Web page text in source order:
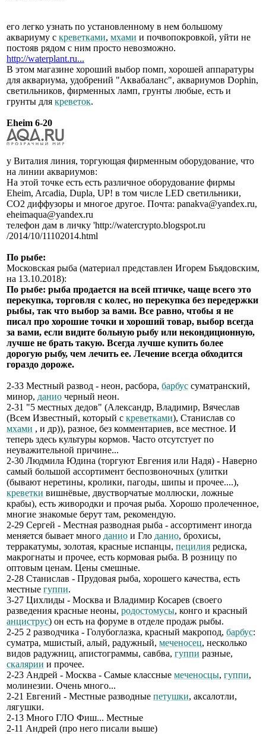
его легко узнать по установленному в нем большому
аквариуму с креветками, мхами и почвопокровкой, уйти не
постояв рядом с ним просто невозможно.
http://waterplant.ru...
В этом магазине хороший выбор помп, хорошей аппаратуры
для аквариума, удобрений "Аквабаланс", аквариумов Dophin,
светильников, фирменных ламп, грунты любые, есть и
грунты для креветок.
Eheim 6-20
у Виталия линия, торгующая фирменным оборудование, что
на линии аквариумов:
На этой точке есть есть различное оборудование фирмы
Eheim, Arcadia, Dupla, UP! в том числе LED светильники,
СО2 диффузоры и многое другое. Почта: panakva@yandex.ru,
eheimaqua@yandex.ru
телефон дам в личку 'http://watercrypto.blogspot.ru
/2014/10/11102014.html
По рыбе:
Московская рыба (материал представлен Игорем Бъядовским,
на 13.10.2018):
По рыбе: рыба продается на всей птичке, чаще всего это
перекупка, торговля с колес, но перекупка без передержки
рыбы, так что выбор за вами. Все равно, чтобы я не
писал про хорошие точки и хороший товар, выбор всегда
за вами, если видите больную рыбу или некондиционную,
лучше не брать такую. Всегда лучше купить более
дорогую рыбу, чем лечить ее. Лечение всегда обходится
гораздо дороже.
2-33 Местный развод - неон, расбора, барбус суматранский,
минор, данио черный неон.
2-31 "5 местных дедов" (Александр, Владимир, Вячеслав
(Всем Известный, который с креветками), Станислав со
мхами , и др)), разное, без комментариев, все местное. И
теперь здесь культуры кормов. Часто отсутстует по
неуважительной причине...
2-30 Людмила Юдина (торгуют Евгения или Надя) - Наверно
самый большой ассортимент беспозвоночных (улитки
(бывают неретины, кролики, пагоды, шипы и прочее....),
креветки вишнёвые, двустворчатые моллюски, ложные
крабы), есть живородки и прочая рыба. Хорошо пролеченное,
многие знакомые берут там, рекомендую.
2-29 Сергей - Местная разводная рыба - ассортимент иногда
меняется бывает много данио и Гло данио, брохисы,
терракатумы, золотая, красные испанцы, пецилия редиска,
макрогнаты и прочее, есть кормовая рыба. В розницу по
оптовым ценам. Цены смешные.
2-28 Станислав - Прудовая рыба, хорошего качества, есть
местные гуппи.
3-27 Цихлиды - Москва и Владимир Косарев (своего
разведения красные неоны, родостомусы, конго и красный
анциструс) он есть на форуме в отделе продаж рыбы.
2-25 2 разводчика - Голубоглазка, красный макропод, барбус:
суматра, мшистый, алый, радужный, меченосец, несколько
видов радужниц, апистограммы, савбва, гуппи разные,
скалярии и прочее.
2-23 Андрей - Москва - Самые классные меченосцы, гуппи,
молинезии. Очень много...
2-21 Евгений - Местные разводные петушки, аксалотли,
лягушки.
2-13 Много ГЛО Фиш... Местные
2-11 Андрей (про него писали выше)